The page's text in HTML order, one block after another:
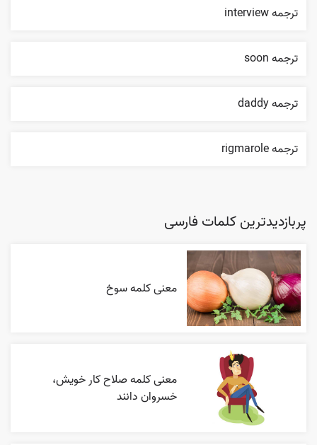
ترجمه interview
ترجمه soon
ترجمه daddy
ترجمه rigmarole
پربازدیدترین کلمات فارسی
معنی کلمه سوخ
معنی کلمه صلاح کار خویش،
خسروان دانند